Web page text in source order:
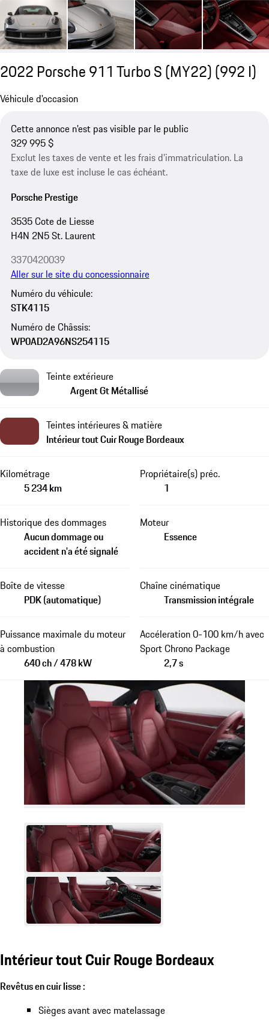
2022 Porsche 911 Turbo S (MY22)(992 I)
Véhicule d'occasion
Cette annonce n'est pas visible par le public
329 995 $
Exclut les taxes de vente et les frais d’immatriculation. La
taxe de luxe est incluse le cas échéant.
Porsche Prestige
3535 Cote de Liesse
H4N 2N5 St. Laurent
3370420039
Aller sur le site du concessionnaire
Numéro du véhicule:
STK4115
Numéro de Châssis:
WP0AD2A96NS254115
Teinte extérieure
Argent Gt Métallisé
Teintes intérieures & matière
Intérieur tout Cuir Rouge Bordeaux
Kilométrage
5 234 km
Propriétaire(s) préc.
1
Historique des dommages
Aucun dommage ou
accident n'a été signalé
Moteur
Essence
Boîte de vitesse
PDK (automatique)
Chaîne cinématique
Transmission intégrale
Puissance maximale du moteur
à combustion
640 ch / 478 kW
Accéleration 0-100 km/h avec
Sport Chrono Package
2,7 s
Intérieur tout Cuir Rouge Bordeaux
Revêtus en cuir lisse :
Sièges avant avec matelassage